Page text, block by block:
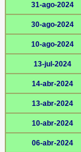
31-ago-2024
30-ago-2024
10-ago-2024
13-jul-2024
14-abr-2024
13-abr-2024
10-abr-2024
06-abr-2024